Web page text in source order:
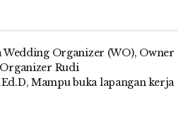
Wedding Organizer (WO), Owner
Rudi
Mampu buka lapangan kerja